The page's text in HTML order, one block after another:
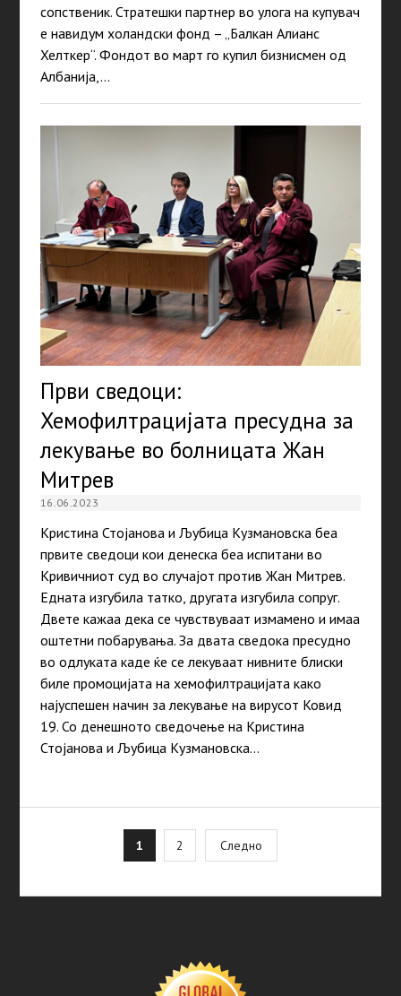
сопственик. Стратешки партнер во улога на купувач
е навидум холандски фонд – „Балкан Алианс
Хелткер“. Фондот во март го купил бизнисмен од
Албанија,…
Први сведоци:
Хемофилтрацијата пресудна за
лекување во болницата Жан
Митрев
16.06.2023
Кристина Стојанова и Љубица Кузмановска беа
првите сведоци кои денеска беа испитани во
Кривичниот суд во случајот против Жан Митрев.
Едната изгубила татко, другата изгубила сопруг.
Двете кажаа дека се чувствуваат измамено и имаа
оштетни побарувања. За двата сведока пресудно
во одлуката каде ќе се лекуваат нивните блиски
биле промоцијата на хемофилтрацијата како
најуспешен начин за лекување на вирусот Ковид
19. Со денешното сведочење на Кристина
Стојанова и Љубица Кузмановска…
pagination
1 2 Следно